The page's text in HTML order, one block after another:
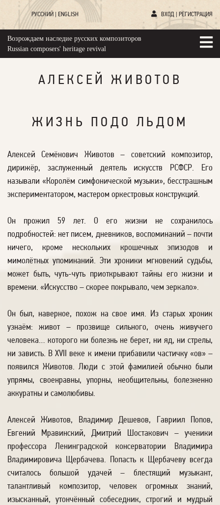
РУССКИЙ ENGLISH ВХОД РЕГИСТРАЦИЯ
Возрождаем наследие русских композиторов
Russian composers' heritage revival
АЛЕКСЕЙ ЖИВОТОВ
ЖИЗНЬ ПОДО ЛЬДОМ
Алексей Семёнович Животов – советский композитор,
дирижёр, заслуженный деятель искусств РСФСР. Его
называли «Королём симфонической музыки», бесстрашным
экспериментатором, мастером оркестровых конструкций.
Он прожил 59 лет. О его жизни не сохранилось
подробностей: нет писем, дневников, воспоминаний – почти
ничего, кроме нескольких крошечных эпизодов и
мимолётных упоминаний. Эти хроники мгновений судьбы,
может быть, чуть-чуть приоткрывают тайны его жизни и
времени. «Искусство – скорее покрывало, чем зеркало».
Он был, наверное, похож на свое имя. Из старых хроник
узнаём: живот – прозвище сильного, очень живучего
человека… которого ни болезнь не берет, ни яд, ни стрелы,
ни зависть. В XVII веке к имени прибавили частичку «ов» –
появился Животов. Люди с этой фамилией обычно были
упрямы, своенравны, упорны, необщительны, болезненно
аккуратны и самолюбивы.
Алексей Животов, Владимир Дешевов, Гавриил Попов,
Евгений Мравинский, Дмитрий Шостакович – ученики
профессора Ленинградской консерватории Владимира
Владимировича Щербачева. Попасть к Щербачеву всегда
считалось большой удачей – блестящий музыкант,
талантливый композитор, человек огромных знаний,
изысканный, утончённый собеседник, строгий и мудрый